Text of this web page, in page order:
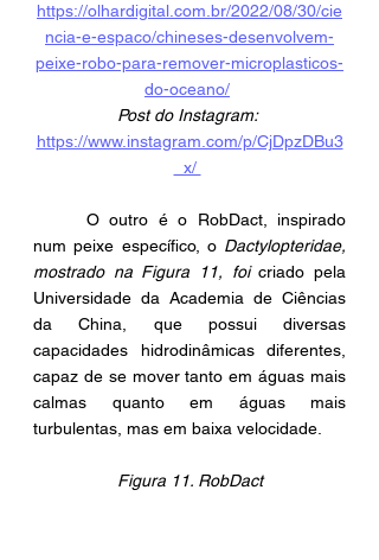
https://olhardigital.com.br/2022/08/30/cie
ncia-e-espaco/chineses-desenvolvem-
peixe-robo-para-remover-microplasticos-
do-oceano/
Post do Instagram:
https://www.instagram.com/p/CjDpzDBu3
_x/
	O outro é o
RobDact,
inspirado
num peixe específico, o Dactylopteridae,
mostrado na Figura 11, foi criado pela
Universidade da Academia de Ciências
da China, que possui diversas
capacidades hidrodinâmicas diferentes,
capaz de se mover tanto em águas mais
calmas quanto em águas mais
turbulentas, mas em baixa velocidade.
Figura 11. RobDact